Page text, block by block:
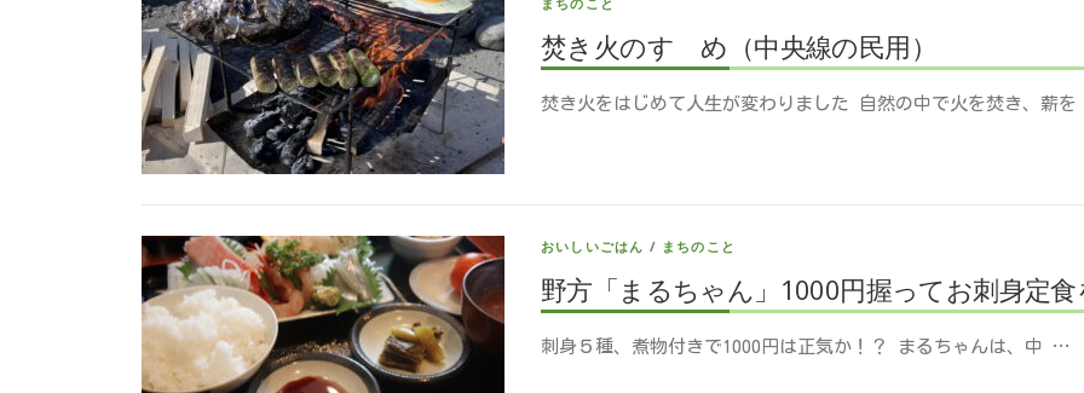
焚き火のすゝめ（中央線の民用）
焚き火をはじめて人生が変わりました 自然の中で火を焚き、薪
おいしいごはん / まちのこと
野方「まるちゃん」1000円握ってお刺身定
刺身５種、煮物付きで1000円は正気か！？ まるちゃんは、中 …